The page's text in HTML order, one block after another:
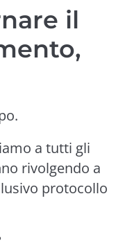
il
a tutti gli
rivolgendo a
protocollo